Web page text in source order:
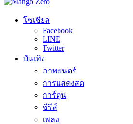
โซเชียล
Facebook
LINE
Twitter
บันเทิง
ภาพยนตร์
การแสดงสด
การ์ตูน
ซีรีส์
เพลง